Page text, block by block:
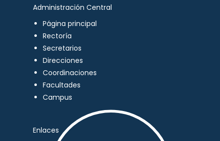
Administración Central
Página principal
Rectoría
Secretarios
Direcciones
Coordinaciones
Facultades
Campus
Enlaces